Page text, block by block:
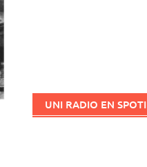
UNI RADIO EN